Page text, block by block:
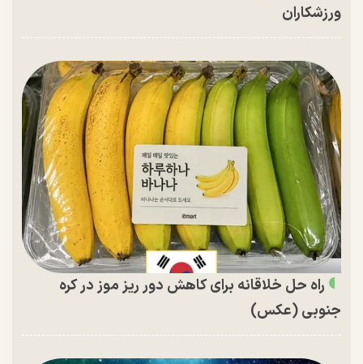
ورزشکاران
راه حل خلاقانه برای کاهش دور ریز موز در کره
جنوبی (عکس)